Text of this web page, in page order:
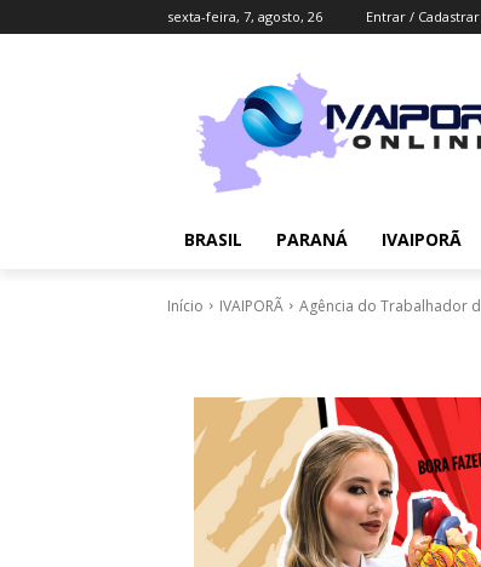
sexta-feira, 7, agosto, 26 Entrar / Cadastrar
BRASIL PARANÁ IVAIPORÃ
Início IVAIPORÃ Agência do Trabalhador